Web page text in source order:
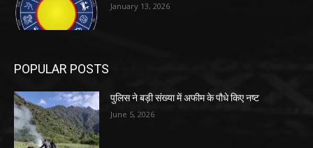
January 13, 2026
POPULAR POSTS
पुलिस ने बड़ी संख्या में अफीम के पौधे किए नष्ट
June 5, 2026